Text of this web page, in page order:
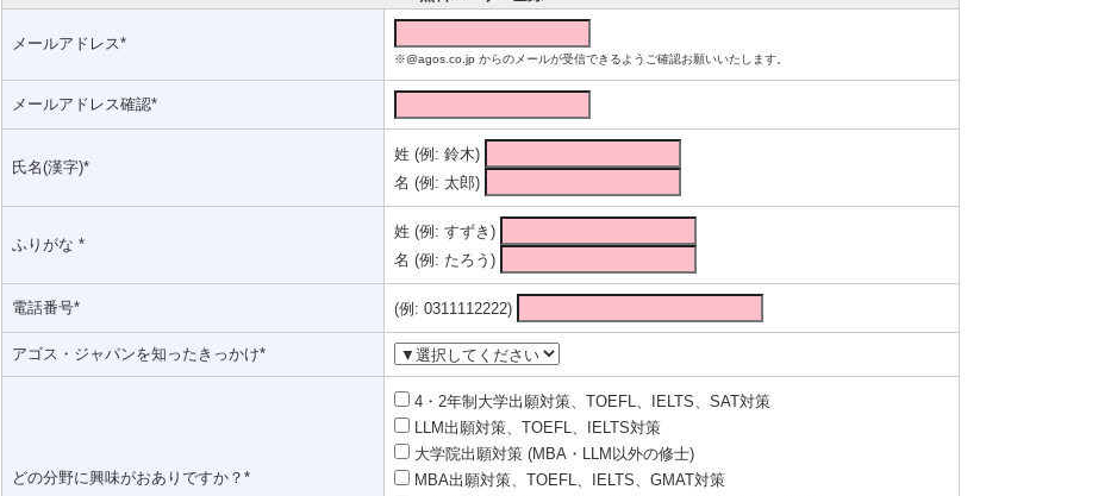
メールアドレス*
※@agos.co.jp からのメールが受信できるようご確認お願いいたします。
メールアドレス確認*
氏名(漢字)*
姓 (例: 鈴木)
名 (例: 太郎)
ふりがな *
姓 (例: すずき)
名 (例: たろう)
電話番号* (例: 0311112222)
アゴス・ジャパンを知ったきっかけ*
どの分野に興味がおありですか？*
4・2年制大学出願対策、TOEFL、IELTS、SAT対策
LLM出願対策、TOEFL、IELTS対策
大学院出願対策 (MBA・LLM以外の修士)
MBA出願対策、TOEFL、IELTS、GMAT対策